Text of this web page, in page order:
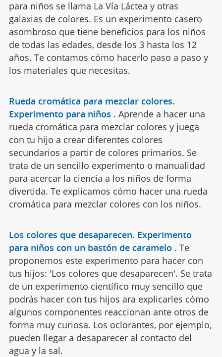
para niños se llama La Vía Láctea y otras
galaxias de colores. Es un experimento casero
asombroso que tiene beneficios para los niños
de todas las edades, desde los 3 hasta los 12
años. Te contamos cómo hacerlo paso a paso y
los materiales que necesitas.
Rueda cromática para mezclar colores.
Experimento para niños . Aprende a hacer una
rueda cromática para mezclar colores y juega
con tu hijo a crear diferentes colores
secundarios a partir de colores primarios. Se
trata de un sencillo experimento o manualidad
para acercar la ciencia a los niños de forma
divertida. Te explicamos cómo hacer una rueda
cromática para mezclar colores con los niños.
Los colores que desaparecen. Experimento
para niños con un bastón de caramelo . Te
proponemos este experimento para hacer con
tus hijos: 'Los colores que desaparecen'. Se trata
de un experimento científico muy sencillo que
podrás hacer con tus hijos ara explicarles cómo
algunos componentes reaccionan ante otros de
forma muy curiosa. Los oclorantes, por ejemplo,
pueden llegar a desaparecer al contacto del
agua y la sal.